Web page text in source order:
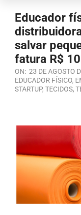
Educador
salvar
fatura R$
ON: 23 DE AGOSTO
EDUCADOR FÍSICO,
STARTUP, TECIDOS,